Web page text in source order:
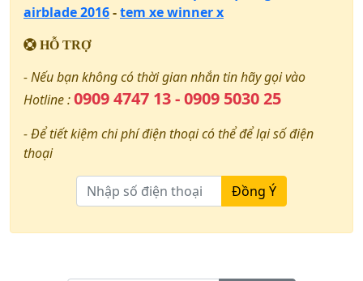
airblade 2016-tem xe winner x
HỖ TRỢ
- Nếu bạn không có thời gian nhắn tin hãy gọi vào
Hotline :0909 4747 13 - 0909 5030 25
- Để tiết kiệm chi phí điện thoại có thể để lại số điện
thoại
Đồng Ý